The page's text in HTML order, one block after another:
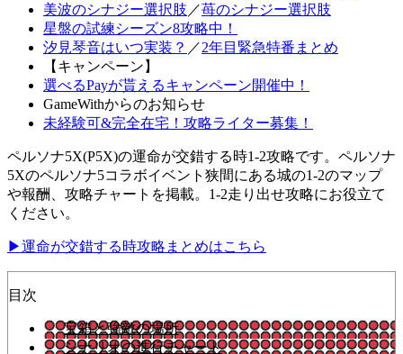
美波のシナジー選択肢 ／苺のシナジー選択肢
星盤の試練シーズン8攻略中！
汐見琴音はいつ実装？ ／2年目緊急特番まとめ
【キャンペーン】
選べるPayが貰えるキャンペーン開催中！
GameWithからのお知らせ
未経験可&完全在宅！攻略ライター募集！
ペルソナ5X(P5X)の運命が交錯する時1-2攻略です。ペルソナ
5Xのペルソナ5コラボイベント狭間にある城の1-2のマップ
や報酬、攻略チャートを掲載。1-2走り出せ攻略にお役立て
ください。
▶運命が交錯する時攻略まとめはこちら
目次
宝箱と強敵の場所
シナリオの進行チャート